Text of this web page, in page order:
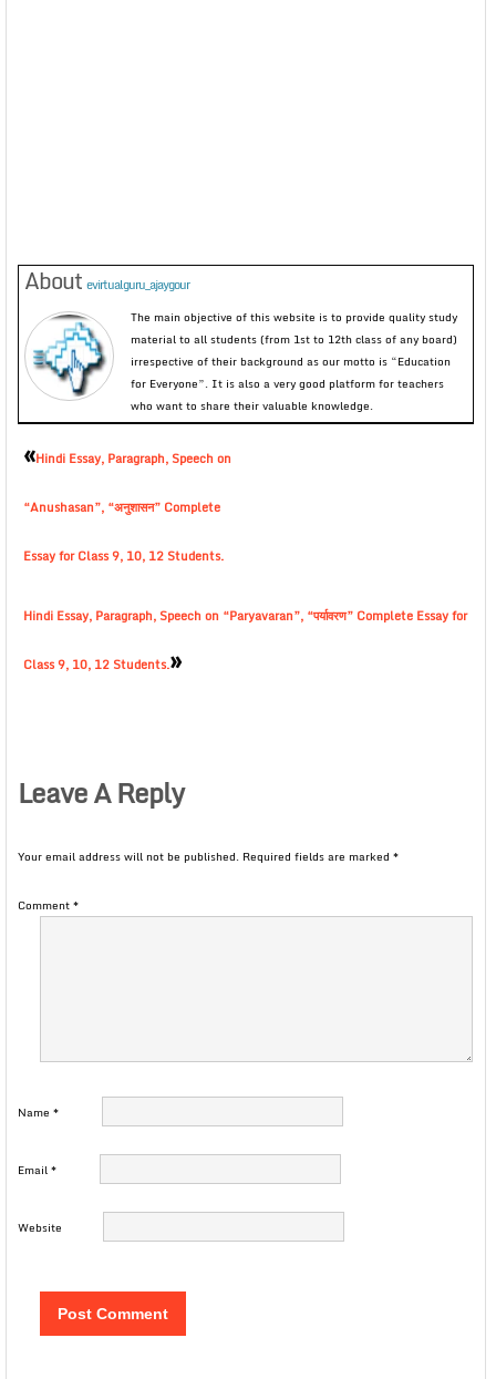
About evirtualguru_ajaygour
The main objective of this website is to provide quality study
material to all students (from 1st to 12th class of any board)
irrespective of their background as our motto is “Education
for Everyone”. It is also a very good platform for teachers
who want to share their valuable knowledge.
«Hindi Essay, Paragraph, Speech on
“Anushasan”, “अनुशासन” Complete
Essay for Class 9, 10, 12 Students.
Hindi Essay, Paragraph, Speech on “Paryavaran”, “पर्यावरण” Complete Essay for
Class 9, 10, 12 Students.»
Leave A Reply
Your email address will not be published. Required fields are marked *
Comment*
Name *
Email*
Website